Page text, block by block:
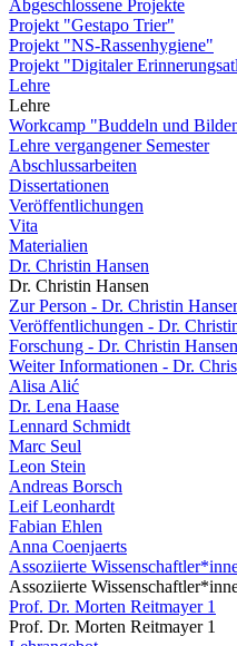
Abgeschlossene Projekte
Projekt "Gestapo Trier"
Projekt "NS-Rassenhygiene"
Projekt "Digitaler
Lehre
Lehre
Workcamp "Buddeln und
Lehre vergangener Semester
Abschlussarbeiten
Dissertationen
Veröffentlichungen
Vita
Materialien
Dr. Christin Hansen
Dr. Christin Hansen
Zur Person - Dr. Christin
Veröffentlichungen - Dr.
Forschung - Dr. Christin Hansen
Weiter Informationen - Dr.
Alisa Alić
Dr. Lena Haase
Lennard Schmidt
Marc Seul
Leon Stein
Andreas Borsch
Leif Leonhardt
Fabian Ehlen
Anna Coenjaerts
Assoziierte
Assoziierte
Prof. Dr. Morten Reitmayer 1
Prof. Dr. Morten Reitmayer 1